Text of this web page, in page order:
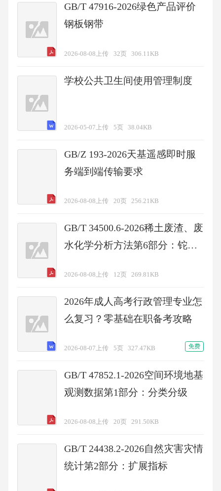
GB/T 47916-2026绿色产品评价
钢板钢带
2026-08-08上传 32页 306.11KB
学校公共卫生间使用管理制度
2026-05-07上传 5页 38.04KB
GB/Z 193-2026天基遥感即时服
务端到端传输要求
2026-08-08上传 20页 256.21KB
GB/T 34500.6-2026稀土废渣、废
水化学分析方法第6部分：铊、
质谱法
2026-08-08上传 12页 269.81KB
2026年成人高考行政管理专业怎
么复习？零基础在职备考攻略
2026-08-07上传 5页 327.47KB 免费
GB/T 47852.1-2026空间环境地基
观测数据第1部分：分类分级
2026-08-08上传 20页 291.50KB
GB/T 24438.2-2026自然灾害灾情
统计第2部分：扩展指标